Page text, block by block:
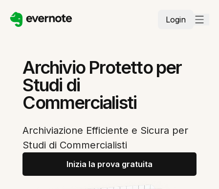
Login
Archivio Protetto per
Studi di
Commercialisti
Archiviazione Efficiente e Sicura per
Studi di Commercialisti
Inizia la prova gratuita